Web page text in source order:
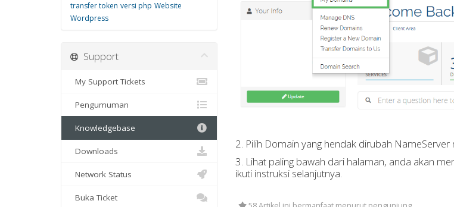
2. Pilih Domain yang hendak dirubah NameServer
3. Lihat paling bawah dari halaman, anda akan
ikuti instruksi selanjutnya.
transfer token versi php Website
Wordpress
Support
My Support Tickets
Pengumuman
Knowledgebase
Downloads
Network Status
Buka Ticket